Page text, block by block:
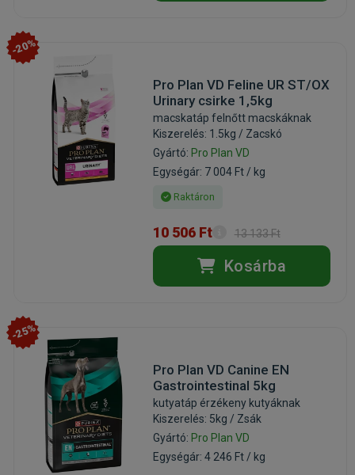
-20%
Pro Plan VD Feline UR ST/OX
Urinary csirke 1,5kg
macskatáp felnőtt macskáknak
Kiszerelés: 1.5kg / Zacskó
Gyártó: Pro Plan VD
Egységár: 7 004 Ft / kg
Raktáron
10 506 Ft 13 133 Ft
Kosárba
-25%
Pro Plan VD Canine EN
Gastrointestinal 5kg
kutyatáp érzékeny kutyáknak
Kiszerelés: 5kg / Zsák
Gyártó: Pro Plan VD
Egységár: 4 246 Ft / kg